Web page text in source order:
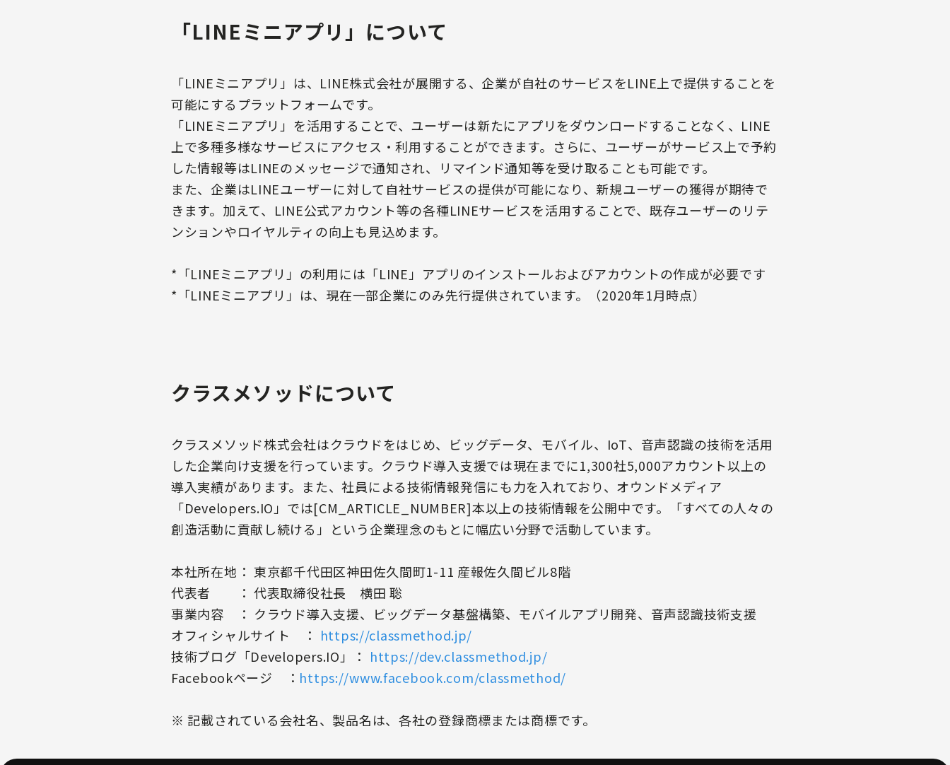
「LINEミニアプリ」について
「LINEミニアプリ」は、LINE株式会社が展開する、企業が自社のサービスをLINE上で提供することを
可能にするプラットフォームです。
「LINEミニアプリ」を活用することで、ユーザーは新たにアプリをダウンロードすることなく、LINE
上で多種多様なサービスにアクセス・利用することができます。さらに、ユーザーがサービス上で予約
した情報等はLINEのメッセージで通知され、リマインド通知等を受け取ることも可能です。
また、企業はLINEユーザーに対して自社サービスの提供が可能になり、新規ユーザーの獲得が期待で
きます。加えて、LINE公式アカウント等の各種LINEサービスを活用することで、既存ユーザーのリテ
ンションやロイヤルティの向上も見込めます。
*「LINEミニアプリ」の利用には「LINE」アプリのインストールおよびアカウントの作成が必要です
*「LINEミニアプリ」は、現在一部企業にのみ先行提供されています。（2020年1月時点）
クラスメソッドについて
クラスメソッド株式会社はクラウドをはじめ、ビッグデータ、モバイル、IoT、音声認識の技術を活用
した企業向け支援を行っています。クラウド導入支援では現在までに1,300社5,000アカウント以上の
導入実績があります。また、社員による技術情報発信にも力を入れており、オウンドメディア
「Developers.IO」では[CM_ARTICLE_NUMBER]本以上の技術情報を公開中です。「すべての人々の
創造活動に貢献し続ける」という企業理念のもとに幅広い分野で活動しています。
本社所在地： 東京都千代田区神田佐久間町1-11 産報佐久間ビル8階
代表者 ： 代表取締役社長 横田 聡
事業内容 ： クラウド導入支援、ビッグデータ基盤構築、モバイルアプリ開発、音声認識技術支援
オフィシャルサイト ： https://classmethod.jp/
技術ブログ「Developers.IO」： https://dev.classmethod.jp/
Facebookページ ： https://www.facebook.com/classmethod/
※ 記載されている会社名、製品名は、各社の登録商標または商標です。